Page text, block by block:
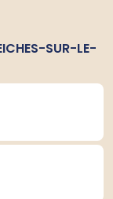
SUR-LE-